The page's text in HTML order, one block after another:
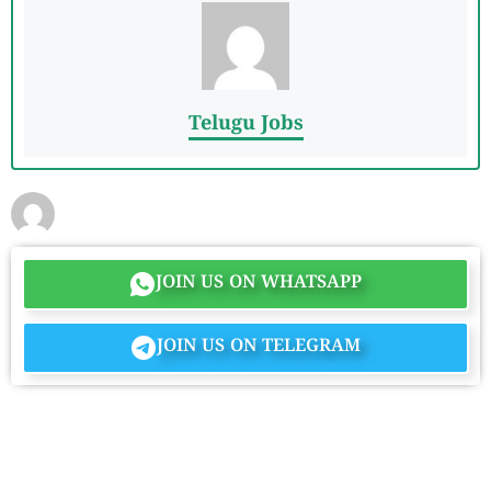
Telugu Jobs
JOIN US ON WHATSAPP
JOIN US ON TELEGRAM